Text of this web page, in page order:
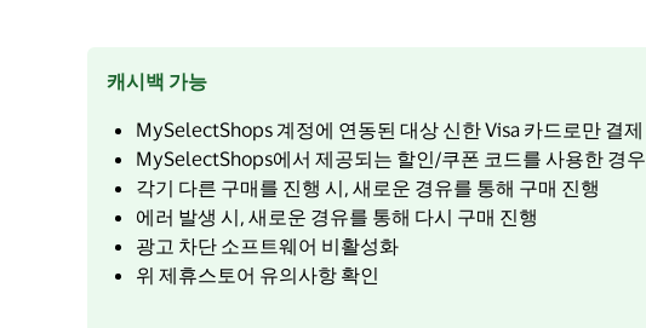
캐시백 가능
MySelectShops 계정에 연동된 대상 신한 Visa 카드로만 결제
MySelectShops에서 제공되는 할인/쿠폰 코드를 사용한 경우
각기 다른 구매를 진행 시, 새로운 경유를 통해 구매 진행
에러 발생 시, 새로운 경유를 통해 다시 구매 진행
광고 차단 소프트웨어 비활성화
위 제휴스토어 유의사항 확인